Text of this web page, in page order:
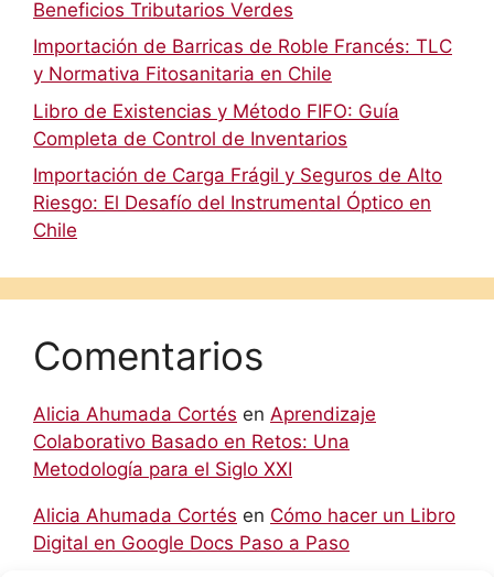
Beneficios Tributarios Verdes
Importación de Barricas de Roble Francés: TLC
y Normativa Fitosanitaria en Chile
Libro de Existencias y Método FIFO: Guía
Completa de Control de Inventarios
Importación de Carga Frágil y Seguros de Alto
Riesgo: El Desafío del Instrumental Óptico en
Chile
Comentarios
Alicia Ahumada Cortés en Aprendizaje
Colaborativo Basado en Retos: Una
Metodología para el Siglo XXI
Alicia Ahumada Cortés en Cómo hacer un Libro
Digital en Google Docs Paso a Paso